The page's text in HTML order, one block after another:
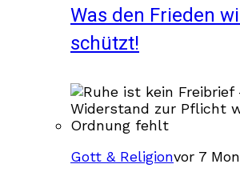
Was den Frieden
schützt!
Gott & Religionvor 7